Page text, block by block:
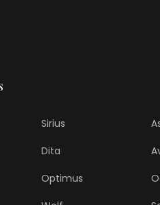
Sirius
Dita
Optimus